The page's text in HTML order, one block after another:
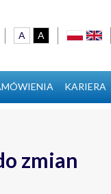
czcionka
czcionkaczcionka
A
kontrast domyślny
A
kontrast biały
polski
KARIERA
zmian